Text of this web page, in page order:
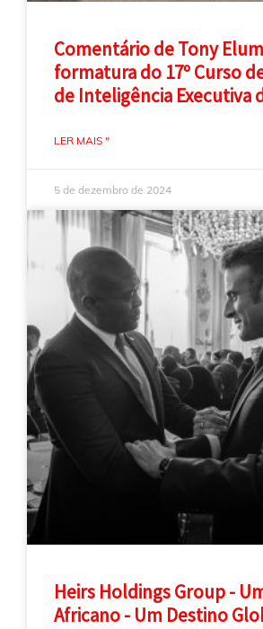
Comentário de Tony
formatura do 17º Curso
de Inteligência Executiva
LER MAIS "
5 de dezembro de 2024
Heirs Holdings Group -
Africano - Um Destino